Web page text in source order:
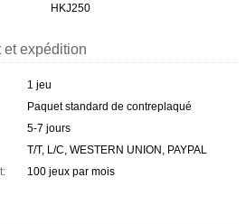
HKJ250
expédition
1 jeu
Paquet standard de contreplaqué
5-7 jours
T/T, L/C, WESTERN UNION, PAYPAL
100 jeux par mois